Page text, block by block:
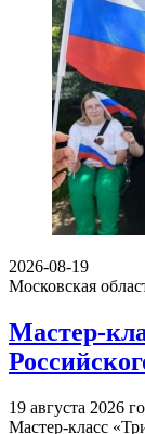
2026-08-19
Московская
Мастер-
19 августа 2026
Мастер-класс